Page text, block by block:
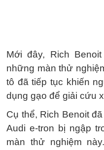
Mới đây, Rich
những màn thử
tô đã tiếp tục khiến
dụng gạo để giải cứu
Cụ thể, Rich Benoit
Audi e-tron bị ngập
màn thử nghiệm